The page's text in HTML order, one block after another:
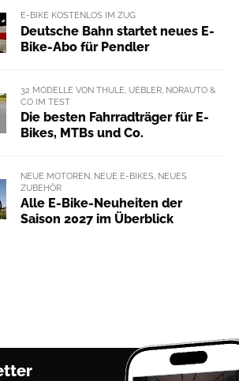
E-BIKE KOSTENLOS IM ZUG
Deutsche Bahn startet neues E-
Bike-Abo für Pendler
32 MODELLE VON THULE, UEBLER, NORAUTO &
CO IM TEST
Die besten Fahrradträger für E-
Bikes, MTBs und Co.
NEUE MOTOREN, NEUE E-BIKES, NEUES
ZUBEHÖR
Alle E-Bike-Neuheiten der
Saison 2027 im Überblick